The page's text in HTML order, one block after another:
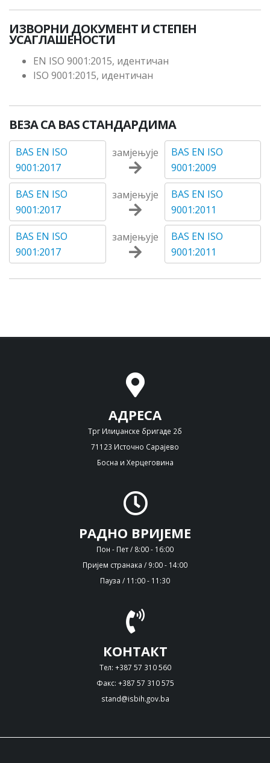
ИЗВОРНИ ДОКУМЕНТ И СТЕПЕН
УСАГЛАШЕНОСТИ
EN ISO 9001:2015, идентичан
ISO 9001:2015, идентичан
ВЕЗА СА BAS СТАНДАРДИМА
BAS EN ISO
9001:2017
замјењује
BAS EN ISO
9001:2009
BAS EN ISO
9001:2017
замјењује
BAS EN ISO
9001:2011
BAS EN ISO
9001:2017
замјењује
BAS EN ISO
9001:2011
АДРЕСА
Трг Илиџанске бригаде 2б
71123 Источно Сарајево
Босна и Херцеговина
РАДНО ВРИЈЕМЕ
Пон - Пет / 8:00 - 16:00
Пријем странака / 9:00 - 14:00
Пауза / 11:00 - 11:30
КОНТАКТ
Тел: +387 57 310 560
Факс: +387 57 310 575
stand@isbih.gov.ba